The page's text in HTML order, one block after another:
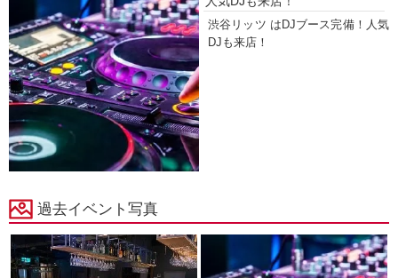
渋谷リッツ はDJブース完備！人気
DJも来店！
過去イベント写真